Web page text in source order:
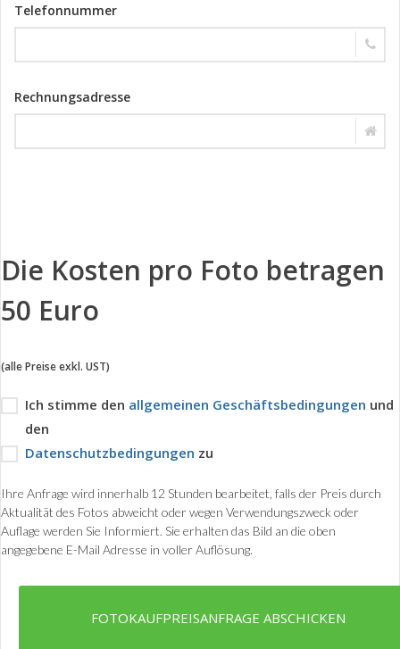
Telefonnummer
Rechnungsadresse
Die Kosten pro Foto betragen
50 Euro
(alle Preise exkl. UST)
Ich stimme den allgemeinen Geschäftsbedingungen und
den
Datenschutzbedingungen zu
Ihre Anfrage wird innerhalb 12 Stunden bearbeitet, falls der Preis durch
Aktualität des Fotos abweicht oder wegen Verwendungszweck oder
Auflage werden Sie Informiert. Sie erhalten das Bild an die oben
angegebene E-Mail Adresse in voller Auflösung.
FOTOKAUFPREISANFRAGE ABSCHICKEN